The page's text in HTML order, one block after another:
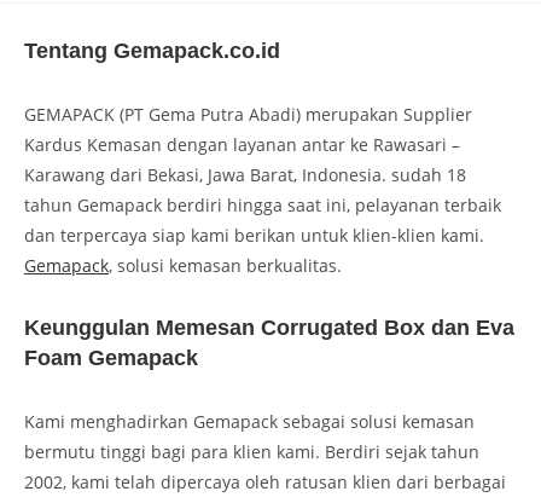
Tentang Gemapack.co.id
GEMAPACK (PT Gema Putra Abadi) merupakan Supplier
Kardus Kemasan dengan layanan antar ke Rawasari –
Karawang dari Bekasi, Jawa Barat, Indonesia. sudah 18
tahun Gemapack berdiri hingga saat ini, pelayanan terbaik
dan terpercaya siap kami berikan untuk klien-klien kami.
Gemapack, solusi kemasan berkualitas.
Keunggulan Memesan Corrugated Box dan Eva
Foam Gemapack
Kami menghadirkan Gemapack sebagai solusi kemasan
bermutu tinggi bagi para klien kami. Berdiri sejak tahun
2002, kami telah dipercaya oleh ratusan klien dari berbagai